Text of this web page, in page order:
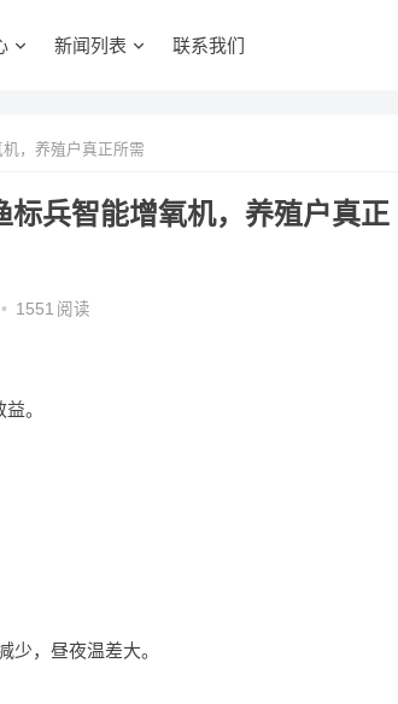
新闻列表 联系我们
，养殖户真正所需
兵智能增氧机，养殖户真正
• 1551 阅读
。
少，昼夜温差大。